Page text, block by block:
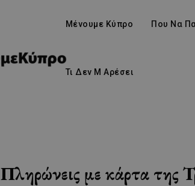
Μένουμε Κύπρο Που Να
Τι Δεν Μ Αρέσει
Πληρώνεις με κάρτα της